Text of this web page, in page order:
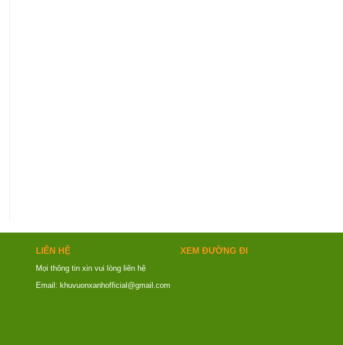
LIÊN HỆ
Mọi thông tin xin vui lòng liên hệ
Email: khuvuonxanhofficial@gmail.com
XEM ĐƯỜNG ĐI